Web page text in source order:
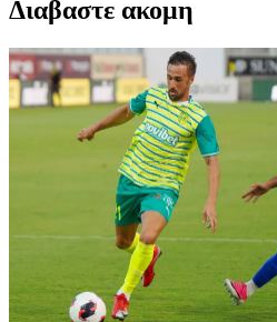
Διαβαστε ακομη